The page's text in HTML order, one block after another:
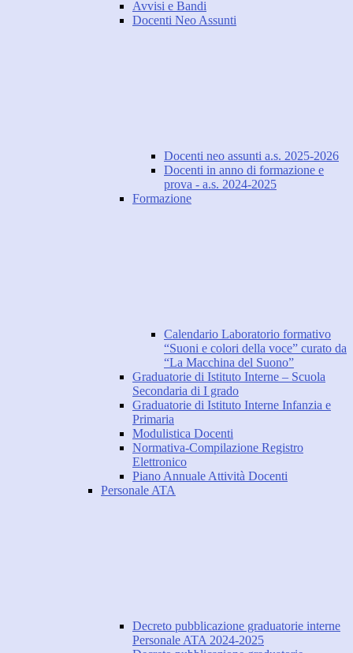
Avvisi e Bandi
Docenti Neo Assunti
Docenti neo assunti a.s. 2025-2026
Docenti in anno di formazione e
prova - a.s. 2024-2025
Formazione
Calendario Laboratorio formativo
“Suoni e colori della voce” curato da
“La Macchina del Suono”
Graduatorie di Istituto Interne – Scuola
Secondaria di I grado
Graduatorie di Istituto Interne Infanzia e
Primaria
Modulistica Docenti
Normativa-Compilazione Registro
Elettronico
Piano Annuale Attività Docenti
Personale ATA
Decreto pubblicazione graduatorie interne
Personale ATA 2024-2025